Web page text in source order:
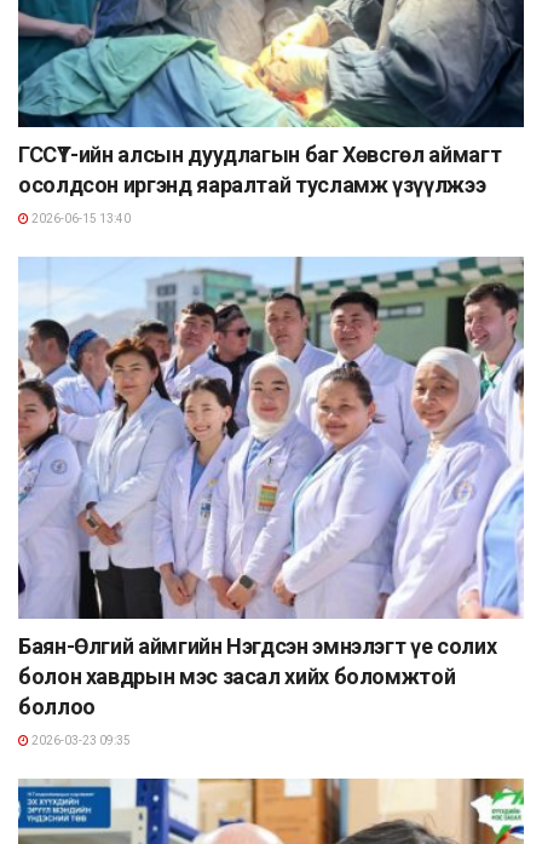
ГССҮТ-ийн алсын дуудлагын баг Хөвсгөл аймагт
осолдсон иргэнд яаралтай тусламж үзүүлжээ
2026-06-15 13:40
Баян-Өлгий аймгийн Нэгдсэн эмнэлэгт үе солих
болон хавдрын мэс засал хийх боломжтой
боллоо
2026-03-23 09:35